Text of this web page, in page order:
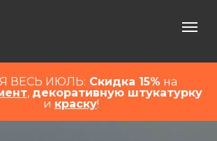
ВЕСЬ ИЮЛЬ: Скидка 15% на
, декоративную штукатурку
и краску!